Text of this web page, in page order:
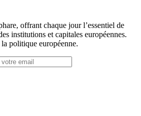
offrant chaque jour l’essentiel de
institutions et capitales européennes.
politique européenne.